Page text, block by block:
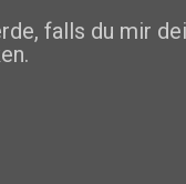
falls du mir